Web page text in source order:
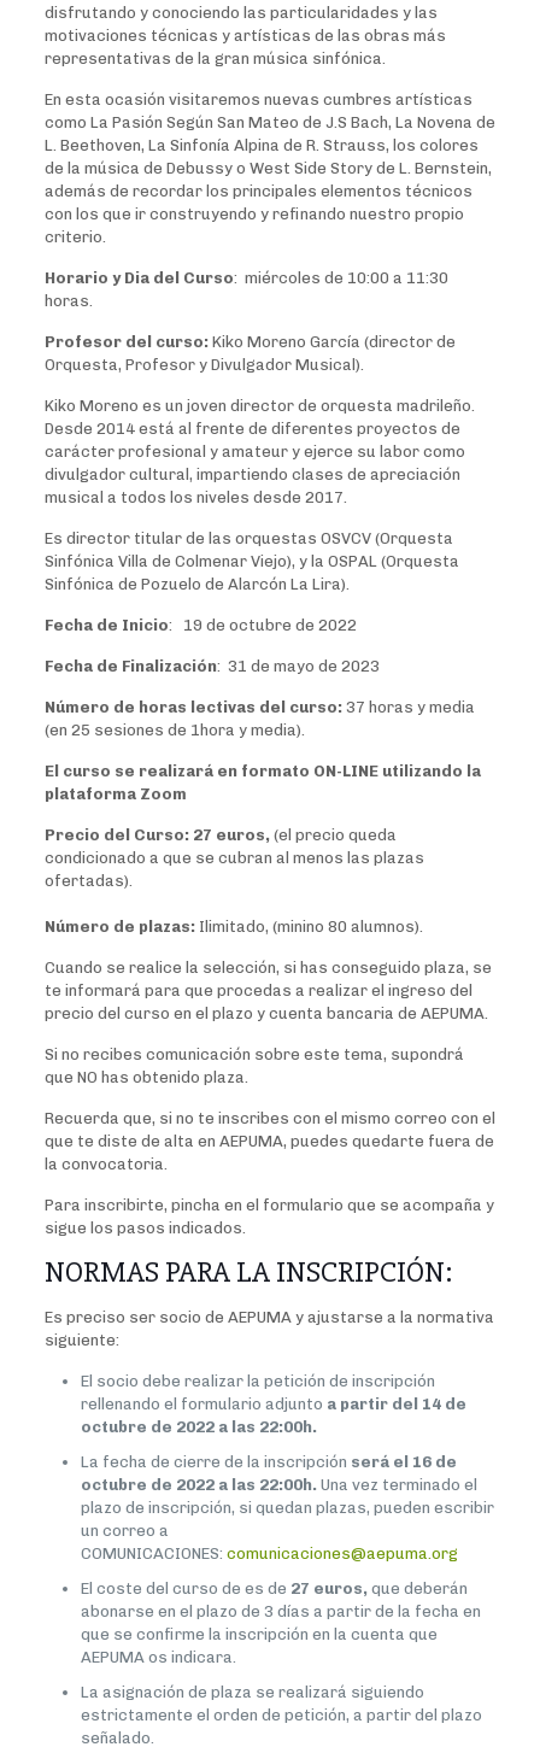
disfrutando y conociendo las particularidades y las
motivaciones técnicas y artísticas de las obras más
representativas de la gran música sinfónica.
En esta ocasión visitaremos nuevas cumbres artísticas
como La Pasión Según San Mateo de J.S Bach, La Novena de
L. Beethoven, La Sinfonía Alpina de R. Strauss, los colores
de la música de Debussy o West Side Story de L. Bernstein,
además de recordar los principales elementos técnicos
con los que ir construyendo y refinando nuestro propio
criterio.
Horario y Dia del Curso: miércoles de 10:00 a 11:30
horas.
Profesor del curso: Kiko Moreno García (director de
Orquesta, Profesor y Divulgador Musical).
Kiko Moreno es un joven director de orquesta madrileño.
Desde 2014 está al frente de diferentes proyectos de
carácter profesional y amateur y ejerce su labor como
divulgador cultural, impartiendo clases de apreciación
musical a todos los niveles desde 2017.
Es director titular de las orquestas OSVCV (Orquesta
Sinfónica Villa de Colmenar Viejo), y la OSPAL (Orquesta
Sinfónica de Pozuelo de Alarcón La Lira).
Fecha de Inicio: 19 de octubre de 2022
Fecha de Finalización: 31 de mayo de 2023
Número de horas lectivas del curso: 37 horas y media
(en 25 sesiones de 1hora y media).
El curso se realizará en formato ON-LINE utilizando la
plataforma Zoom
Precio del Curso: 27 euros,(el precio queda
condicionado a que se cubran al menos las plazas
ofertadas).
Número de plazas:Ilimitado, (minino 80 alumnos).
Cuando se realice la selección, si has conseguido plaza, se
te informará para que procedas a realizar el ingreso del
precio del curso en el plazo y cuenta bancaria de AEPUMA.
Si no recibes comunicación sobre este tema, supondrá
que NO has obtenido plaza.
Recuerda que, si no te inscribes con el mismo correo con el
que te diste de alta en AEPUMA, puedes quedarte fuera de
la convocatoria.
Para inscribirte, pincha en el formulario que se acompaña y
sigue los pasos indicados.
NORMAS PARA LA INSCRIPCIÓN:
Es preciso ser socio de AEPUMA y ajustarse a la normativa
siguiente:
El socio debe realizar la petición de inscripción
rellenando el formulario adjunto a partir del 14 de
octubre de 2022 a las 22:00h.
La fecha de cierre de la inscripción será el 16 de
octubre de 2022 a las 22:00h.Una vez terminado el
plazo de inscripción, si quedan plazas, pueden escribir
un correo a
COMUNICACIONES: comunicaciones@aepuma.org
El coste del curso de es de 27 euros, que deberán
abonarse en el plazo de 3 días a partir de la fecha en
que se confirme la inscripción en la cuenta que
AEPUMA os indicara.
La asignación de plaza se realizará siguiendo
estrictamente el orden de petición, a partir del plazo
señalado.